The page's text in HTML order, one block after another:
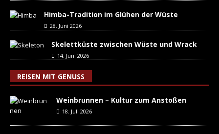
Himba-Tradition im Glühen der Wüste
28. Juni 2026
Skelettküste zwischen Wüste und Wrack
14. Juni 2026
REISEN MIT GENUSS
Weinbrunnen – Kultur zum Anstoßen
18. Juli 2026